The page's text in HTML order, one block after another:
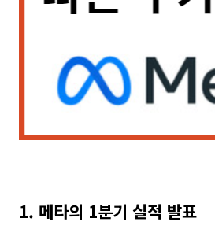
1. 메타의 1분기 실적 발표